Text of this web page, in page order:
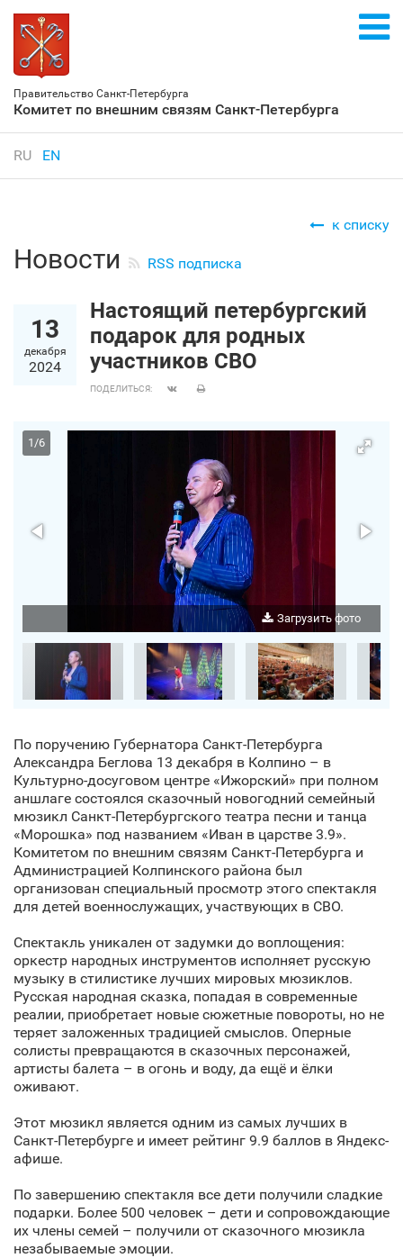
Правительство Санкт‑Петербурга
Комитет по внешним связям Санкт‑Петербурга
RU EN
к списку
Новости RSS подписка
13
декабря
2024
Настоящий петербургский
подарок для родных
участников СВО
ПОДЕЛИТЬСЯ:
Загрузить фото
1/6
По поручению Губернатора Санкт‑Петербурга
Александра Беглова 13 декабря в Колпино – в
Культурно-досуговом центре «Ижорский» при полном
аншлаге состоялся сказочный новогодний семейный
мюзикл Санкт‑Петербургского театра песни и танца
«Морошка» под названием «Иван в царстве 3.9».
Комитетом по внешним связям Санкт‑Петербурга и
Администрацией Колпинского района был
организован специальный просмотр этого спектакля
для детей военнослужащих, участвующих в СВО.
Спектакль уникален от задумки до воплощения:
оркестр народных инструментов исполняет русскую
музыку в стилистике лучших мировых мюзиклов.
Русская народная сказка, попадая в современные
реалии, приобретает новые сюжетные повороты, но не
теряет заложенных традицией смыслов. Оперные
солисты превращаются в сказочных персонажей,
артисты балета – в огонь и воду, да ещё и ёлки
оживают.
Этот мюзикл является одним из самых лучших в
Санкт‑Петербурге и имеет рейтинг 9.9 баллов в Яндекс-
афише.
По завершению спектакля все дети получили сладкие
подарки. Более 500 человек – дети и сопровождающие
их члены семей – получили от сказочного мюзикла
незабываемые эмоции.